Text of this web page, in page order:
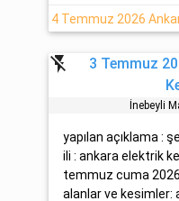
flash_off
3 Temmuz
İnebeyli̇
yapılan açıklama :
ili : ankara elektrik
temmuz cuma
alanlar ve kesimler: